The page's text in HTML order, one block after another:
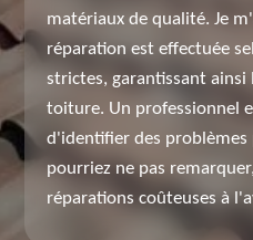
matériaux de qualité. Je
réparation est effectuée
strictes, garantissant
toiture. Un professionnel
d'identifier des problèmes
pourriez ne pas
réparations coûteuses à